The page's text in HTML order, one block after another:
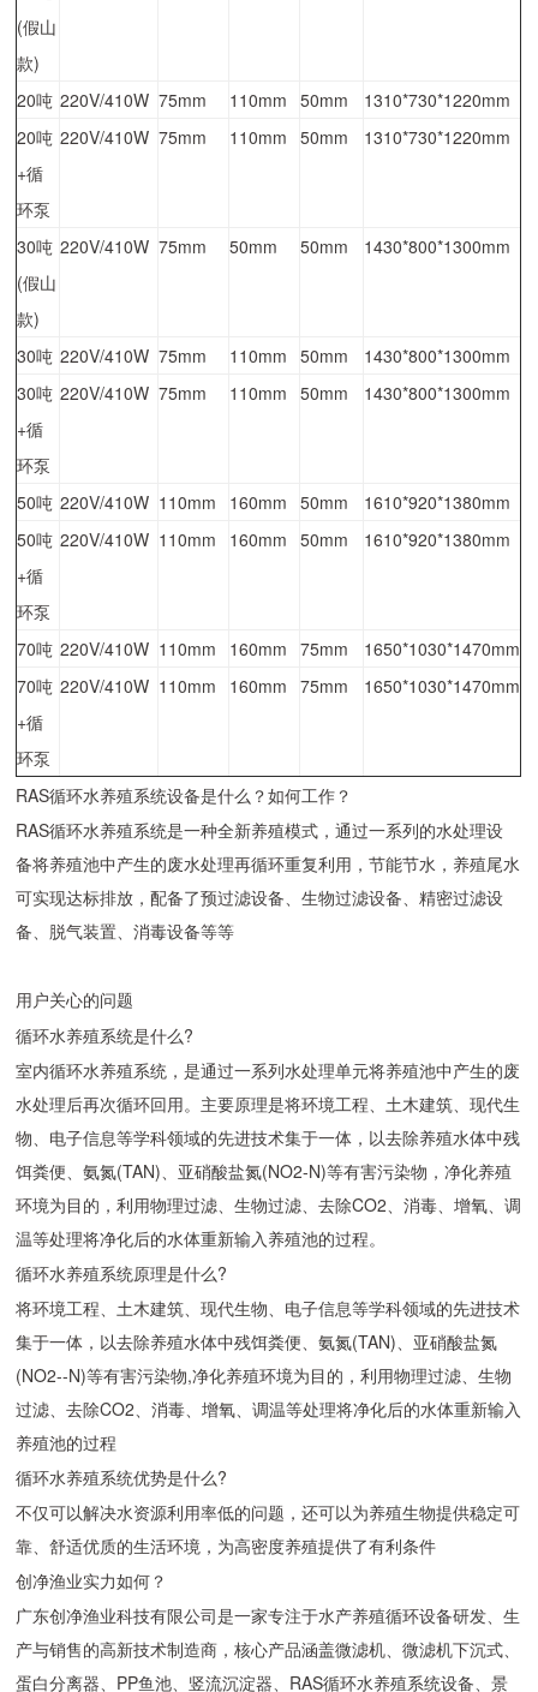
(假山
款)
20吨 220V/410W 75mm 110mm 50mm
1310*730*1220mm
20吨
+循
环泵
220V/410W 75mm 110mm 50mm 1310*730*1220mm
30吨
(假山
款)
220V/410W 75mm 50mm 50mm 1430*800*1300mm
30吨 220V/410W 75mm 110mm 50mm
1430*800*1300mm
30吨
+循
环泵
220V/410W 75mm 110mm 50mm 1430*800*1300mm
50吨 220V/410W 110mm 160mm 50mm
1610*920*1380mm
50吨
+循
环泵
220V/410W 110mm 160mm 50mm 1610*920*1380mm
70吨 220V/410W 110mm 160mm 75mm
1650*1030*1470mm
70吨
+循
环泵
220V/410W 110mm 160mm 75mm 1650*1030*1470mm
RAS循环水养殖系统设备是什么？如何工作？
RAS循环水养殖系统是一种全新养殖模式，通过一系列的水处理设
备将养殖池中产生的废水处理再循环重复利用，节能节水，养殖尾水
可实现达标排放，配备了预过滤设备、生物过滤设备、精密过滤设
备、脱气装置、消毒设备等等
用户关心的问题
循环水养殖系统是什么?
室内循环水养殖系统，是通过一系列水处理单元将养殖池中产生的废
水处理后再次循环回用。主要原理是将环境工程、土木建筑、现代生
物、电子信息等学科领域的先进技术集于一体，以去除养殖水体中残
饵粪便、氨氮(TAN)、亚硝酸盐氮(NO2-N)等有害污染物，净化养殖
环境为目的，利用物理过滤、生物过滤、去除CO2、消毒、增氧、调
温等处理将净化后的水体重新输入养殖池的过程。
循环水养殖系统原理是什么?
将环境工程、土木建筑、现代生物、电子信息等学科领域的先进技术
集于一体，以去除养殖水体中残饵粪便、氨氮(TAN)、亚硝酸盐氮
(NO2--N)等有害污染物,净化养殖环境为目的，利用物理过滤、生物
过滤、去除CO2、消毒、增氧、调温等处理将净化后的水体重新输入
养殖池的过程
循环水养殖系统优势是什么?
不仅可以解决水资源利用率低的问题，还可以为养殖生物提供稳定可
靠、舒适优质的生活环境，为高密度养殖提供了有利条件
创净渔业实力如何？
广东创净渔业科技有限公司是一家专注于水产养殖循环设备研发、生
产与销售的高新技术制造商，核心产品涵盖微滤机、微滤机下沉式、
蛋白分离器、PP鱼池、竖流沉淀器、RAS循环水养殖系统设备、景